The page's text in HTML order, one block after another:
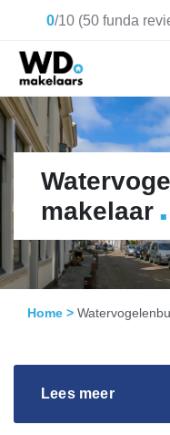
0/10 (50 funda
makelaar .
Home >
Lees meer